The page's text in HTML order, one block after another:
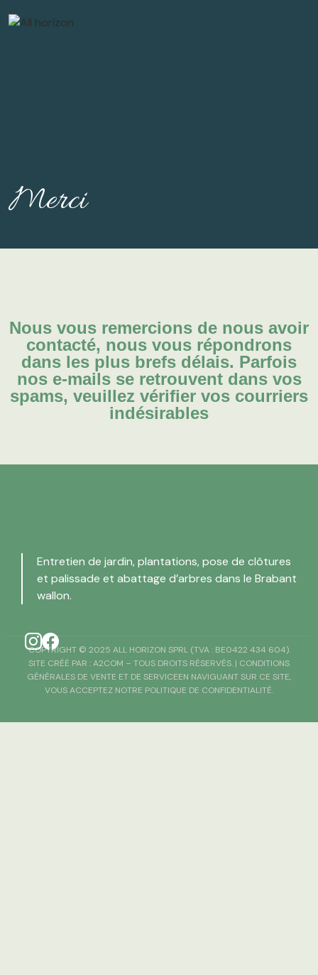
Merci
Nous vous remercions de nous avoir
contacté, nous vous répondrons
dans les plus brefs délais. Parfois
nos e-mails se retrouvent dans vos
spams, veuillez vérifier vos courriers
indésirables
Entretien de jardin, plantations, pose de clôtures
et palissade et abattage d’arbres dans le Brabant
wallon.
COPYRIGHT © 2025 ALL HORIZON SPRL (TVA : BE0422 434 604).
SITE CRÉÉ PAR :A2COM – TOUS DROITS RÉSERVÉS. | CONDITIONS
GÉNÉRALES DE VENTE ET DE SERVICEEN NAVIGUANT SUR CE SITE,
VOUS ACCEPTEZ NOTRE POLITIQUE DE CONFIDENTIALITÉ.